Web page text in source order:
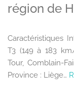
région de
Caractéristiques
T3 (149 à 183
Tour, Comblain-
Province : Liège…